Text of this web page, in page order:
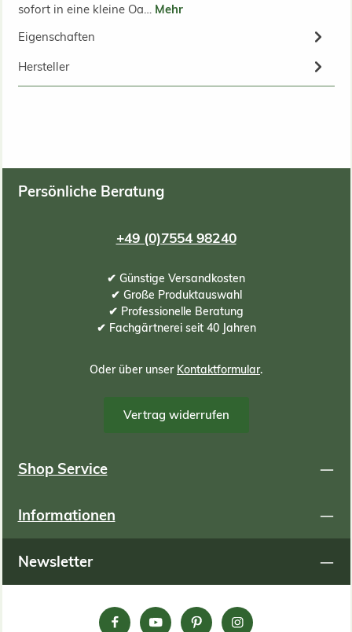
sofort in eine kleine Oa… Mehr
Eigenschaften
Hersteller
Persönliche Beratung
+49 (0)7554 98240
✔ Günstige Versandkosten
✔ Große Produktauswahl
✔ Professionelle Beratung
✔ Fachgärtnerei seit 40 Jahren
Oder über unser Kontaktformular.
Vertrag widerrufen
Shop Service
Informationen
Newsletter